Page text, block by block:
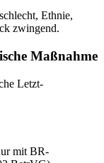
Ethnie,
zwingend.
Maßnahme
Letzt-
mit BR-